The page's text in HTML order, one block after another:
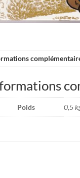
Poids 0,5